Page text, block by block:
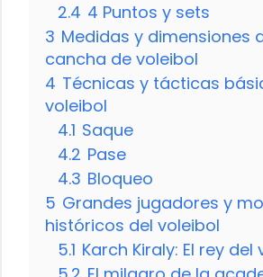
2.4 4 Puntos y sets
3 Medidas y dimensiones
cancha de voleibol
4 Técnicas y tácticas
voleibol
4.1 Saque
4.2 Pase
4.3 Bloqueo
5 Grandes jugadores y
históricos del voleibol
5.1 Karch Kiraly: El rey del